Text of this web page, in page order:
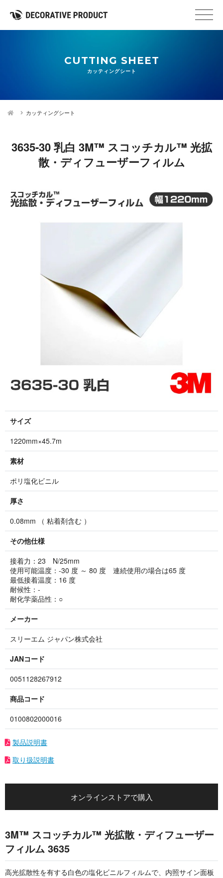
CUTTING SHEET
カッティングシート
カッティングシート
3635-30 乳白 3M™ スコッチカル™ 光拡
散・ディフューザーフィルム
サイズ
1220mm×45.7m
素材
ポリ塩化ビニル
厚さ
0.08mm （ 粘着剤含む ）
その他仕様
接着力：23 N/25mm
使用可能温度：-30 度 ～ 80 度 連続使用の場合は65 度
最低接着温度：16 度
耐候性：-
耐化学薬品性：○
メーカー
スリーエム ジャパン株式会社
JANコード
0051128267912
商品コード
0100802000016
製品説明書
取り扱説明書
オンラインストアで購入
3M™ スコッチカル™ 光拡散・ディフューザー
フィルム 3635
高光拡散性を有する白色の塩化ビニルフィルムで、内照サイン面板